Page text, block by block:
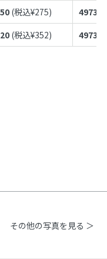
(税込¥275)
(税込¥352)
その他の写真を見る ＞